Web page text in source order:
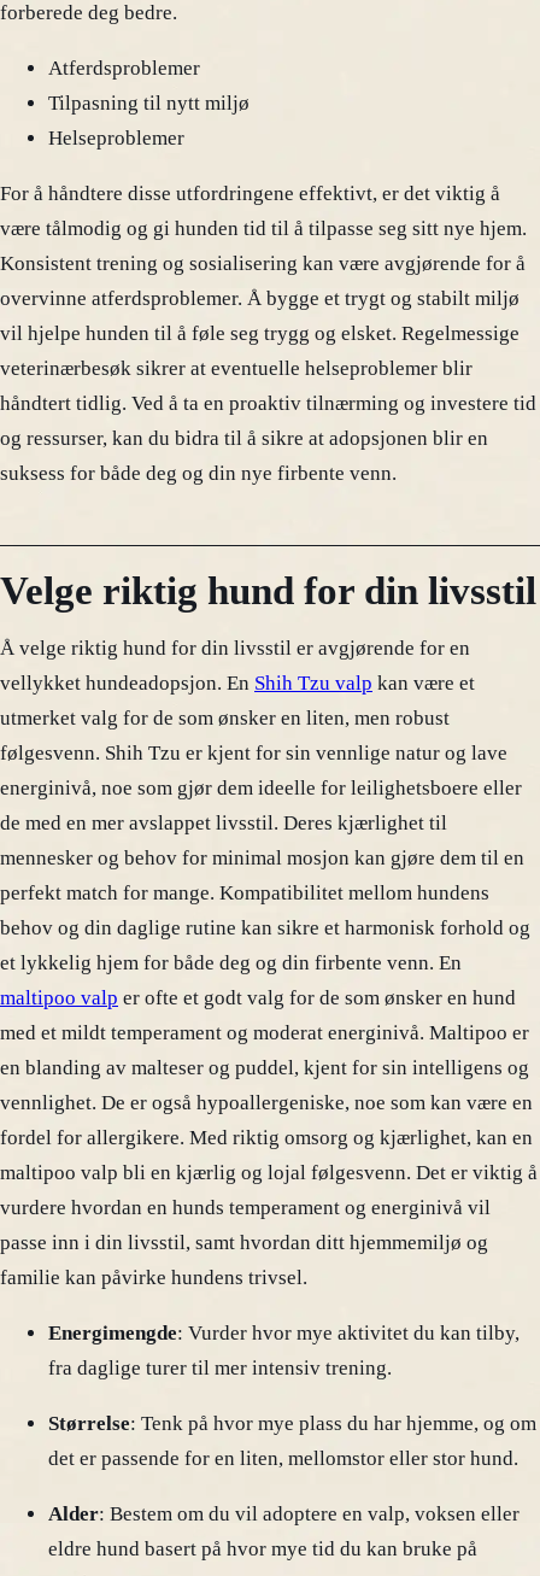
forberede deg bedre.
Atferdsproblemer
Tilpasning til nytt miljø
Helseproblemer
For å håndtere disse utfordringene effektivt, er det viktig å
være tålmodig og gi hunden tid til å tilpasse seg sitt nye hjem.
Konsistent trening og sosialisering kan være avgjørende for å
overvinne atferdsproblemer. Å bygge et trygt og stabilt miljø
vil hjelpe hunden til å føle seg trygg og elsket. Regelmessige
veterinærbesøk sikrer at eventuelle helseproblemer blir
håndtert tidlig. Ved å ta en proaktiv tilnærming og investere tid
og ressurser, kan du bidra til å sikre at adopsjonen blir en
suksess for både deg og din nye firbente venn.
Velge riktig hund for din livsstil
Å velge riktig hund for din livsstil er avgjørende for en
vellykket hundeadopsjon. En Shih Tzu valp kan være et
utmerket valg for de som ønsker en liten, men robust
følgesvenn. Shih Tzu er kjent for sin vennlige natur og lave
energinivå, noe som gjør dem ideelle for leilighetsboere eller
de med en mer avslappet livsstil. Deres kjærlighet til
mennesker og behov for minimal mosjon kan gjøre dem til en
perfekt match for mange. Kompatibilitet mellom hundens
behov og din daglige rutine kan sikre et harmonisk forhold og
et lykkelig hjem for både deg og din firbente venn. En
maltipoo valp er ofte et godt valg for de som ønsker en hund
med et mildt temperament og moderat energinivå. Maltipoo er
en blanding av malteser og puddel, kjent for sin intelligens og
vennlighet. De er også hypoallergeniske, noe som kan være en
fordel for allergikere. Med riktig omsorg og kjærlighet, kan en
maltipoo valp bli en kjærlig og lojal følgesvenn. Det er viktig å
vurdere hvordan en hunds temperament og energinivå vil
passe inn i din livsstil, samt hvordan ditt hjemmemiljø og
familie kan påvirke hundens trivsel.
Energimengde: Vurder hvor mye aktivitet du kan tilby,
fra daglige turer til mer intensiv trening.
Størrelse: Tenk på hvor mye plass du har hjemme, og om
det er passende for en liten, mellomstor eller stor hund.
Alder: Bestem om du vil adoptere en valp, voksen eller
eldre hund basert på hvor mye tid du kan bruke på